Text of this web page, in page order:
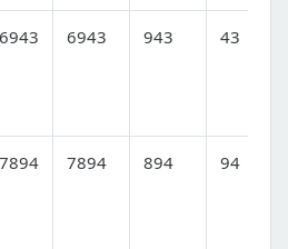
6943 943 43
7894 894 94